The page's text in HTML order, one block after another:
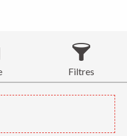
Filtres